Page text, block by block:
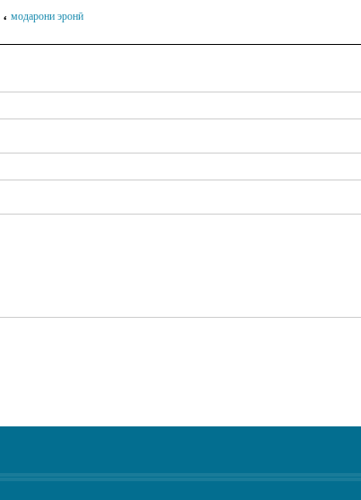
، модарони эронӣ